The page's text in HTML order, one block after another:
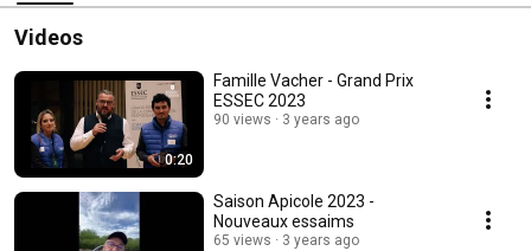
Videos
0:20
Famille Vacher - Grand Prix
ESSEC 2023
90 views 3 years ago
Saison Apicole 2023 -
Nouveaux essaims
65 views 3 years ago